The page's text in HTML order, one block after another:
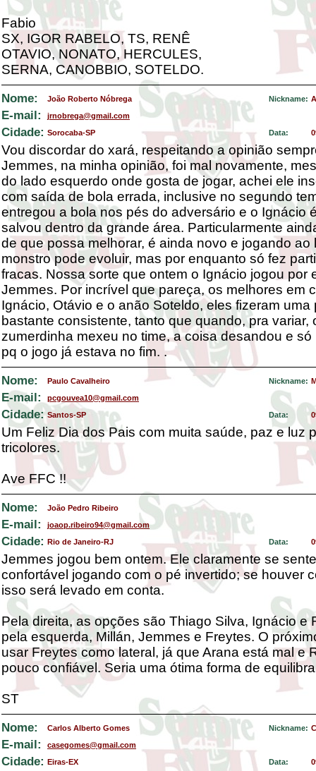
Fabio
SX, IGOR RABELO, TS, RENÊ
OTAVIO, NONATO, HERCULES,
SERNA, CANOBBIO, SOTELDO.
Nome: João Roberto Nóbrega Nickname:
E-mail: jrnobrega@gmail.com
Cidade: Sorocaba-SP Data:
Vou discordar do xará, respeitando a opinião
Jemmes, na minha opinião, foi mal novamente,
do lado esquerdo onde gosta de jogar, achei ele
com saída de bola errada, inclusive no segundo
entregou a bola nos pés do adversário e o Ignácio
salvou dentro da grande área. Particularmente
de que possa melhorar, é ainda novo e jogando ao
monstro pode evoluir, mas por enquanto só fez
fracas. Nossa sorte que ontem o Ignácio jogou por
Jemmes. Por incrível que pareça, os melhores em
Ignácio, Otávio e o anão Soteldo, eles fizeram uma
bastante consistente, tanto que quando, pra variar,
zumerdinha mexeu no time, a coisa desandou e
pq o jogo já estava no fim. .
Nome: Paulo Cavalheiro Nickname:
E-mail: pcgouvea10@gmail.com
Cidade: Santos-SP Data:
Um Feliz Dia dos Pais com muita saúde, paz e luz
tricolores.
Ave FFC !!
Nome: João Pedro Ribeiro
E-mail: joaop.ribeiro94@gmail.com
Cidade: Rio de Janeiro-RJ Data:
Jemmes jogou bem ontem. Ele claramente se
confortável jogando com o pé invertido; se houver
isso será levado em conta.
Pela direita, as opções são Thiago Silva, Ignácio e
pela esquerda, Millán, Jemmes e Freytes. O
usar Freytes como lateral, já que Arana está mal e
pouco confiável. Seria uma ótima forma de
ST
Nome: Carlos Alberto Gomes Nickname:
E-mail: casegomes@gmail.com
Cidade: Eiras-EX Data: